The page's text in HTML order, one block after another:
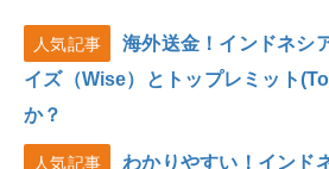
人気記事
海外送金！インドネシ
イズ（Wise）とトップレミット
か？
人気記事
わかりやすい！インド